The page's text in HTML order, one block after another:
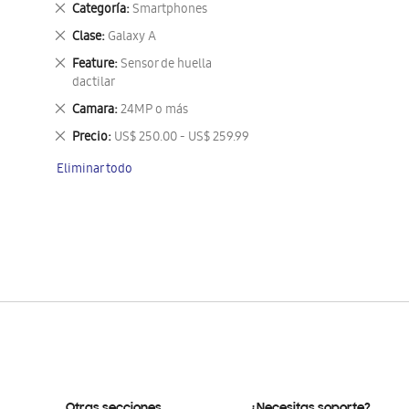
Categoría Smartphones
Eliminar
este
artículo
Clase Galaxy A
Eliminar
este
artículo
Feature Sensor de huella
dactilar
Eliminar
este
artículo
Camara 24MP o más
Eliminar
este
artículo
Precio US$ 250.00 - US$ 259.99
Eliminar
artículo
Eliminar todo